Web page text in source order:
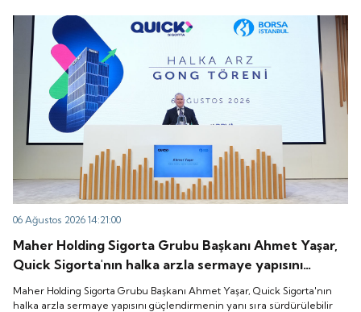
06 Ağustos 2026 14:21:00
Maher Holding Sigorta Grubu Başkanı Ahmet Yaşar,
Quick Sigorta'nın halka arzla sermaye yapısını
güçlendirmenin yanı sıra sürdürülebilir büyüme,
şeffaflık, hesap verebilirlik ve kurumsal yönetişim
Maher Holding Sigorta Grubu Başkanı Ahmet Yaşar, Quick Sigorta'nın
halka arzla sermaye yapısını güçlendirmenin yanı sıra sürdürülebilir